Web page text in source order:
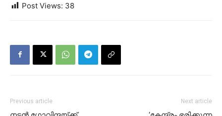
Post Views: 38
Previous article Next article